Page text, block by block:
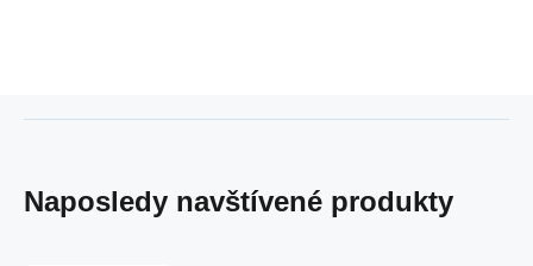
Naposledy navštívené produkty